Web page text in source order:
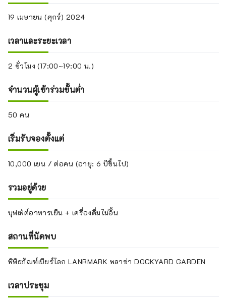
19 เมษายน (ศุกร์) 2024
เวลาและระยะเวลา
2 ชั่วโมง (17:00~19:00 น.)
จำนวนผู้เข้าร่วมขั้นต่ำ
50 คน
เริ่มรับจองตั้งแต่
10,000 เยน / ต่อคน (อายุ: 6 ปีขึ้นไป)
รวมอยู่ด้วย
บุฟเฟ่ต์อาหารเย็น + เครื่องดื่มไม่อั้น
สถานที่นัดพบ
พิพิธภัณฑ์เบียร์โลก LANRMARK พลาซ่า DOCKYARD GARDEN
เวลาประชุม